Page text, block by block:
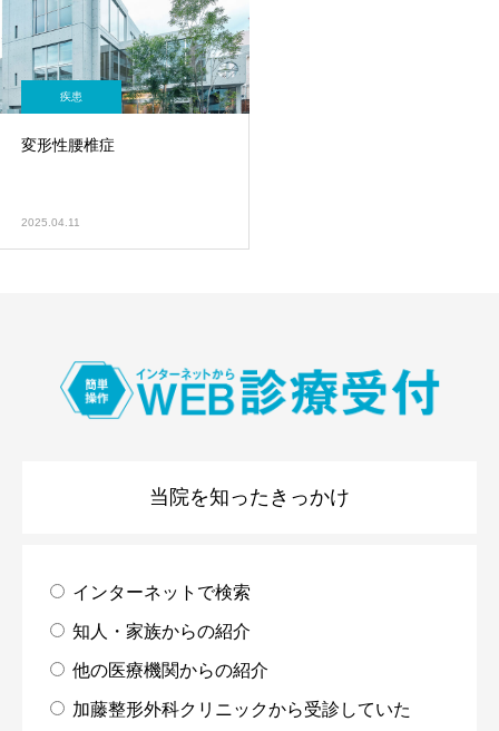
疾患
変形性腰椎症
2025.04.11
当院を知ったきっかけ
インターネットで検索
知人・家族からの紹介
他の医療機関からの紹介
加藤整形外科クリニックから受診していた